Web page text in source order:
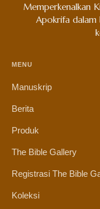
Memperkenalkan
Apokrifa dalam
MENU
Manuskrip
Berita
Produk
The Bible Gallery
Registrasi The Bible
Koleksi